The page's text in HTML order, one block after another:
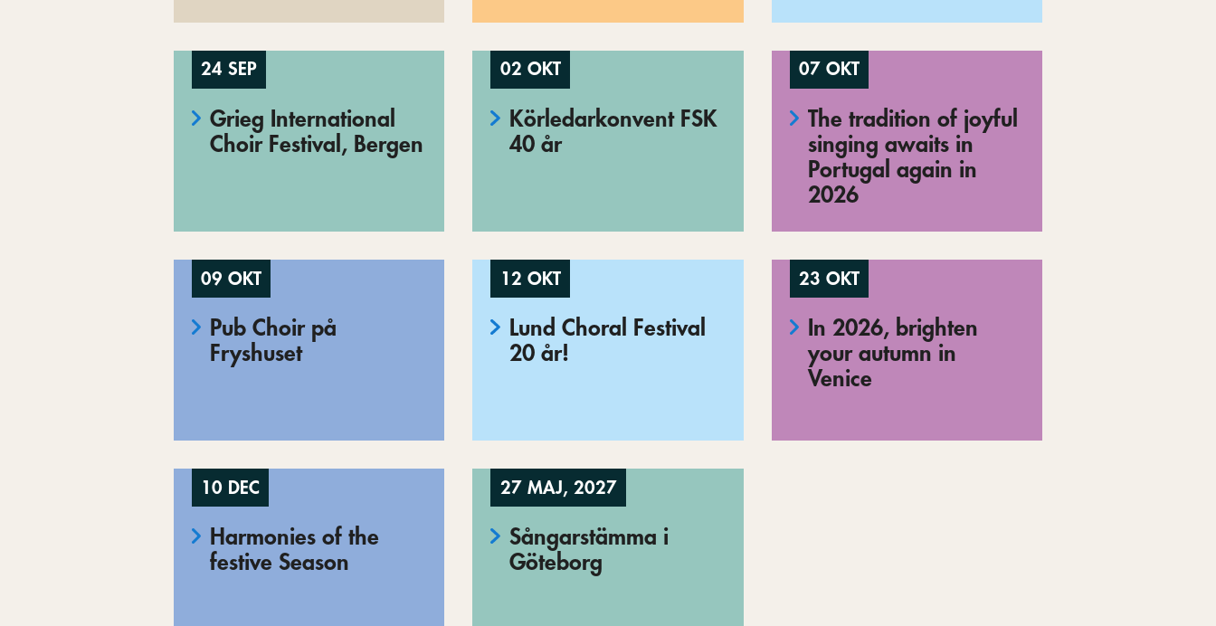
24 SEP
Grieg International
Choir Festival, Bergen
02 OKT
Körledarkonvent FSK
40 år
07 OKT
The tradition of joyful
singing awaits in
Portugal again in
2026
09 OKT
Pub Choir på
Fryshuset
12 OKT
Lund Choral Festival
20 år!
23 OKT
In 2026, brighten
your autumn in
Venice
10 DEC
Harmonies of the
festive Season
27 MAJ, 2027
Sångarstämma i
Göteborg